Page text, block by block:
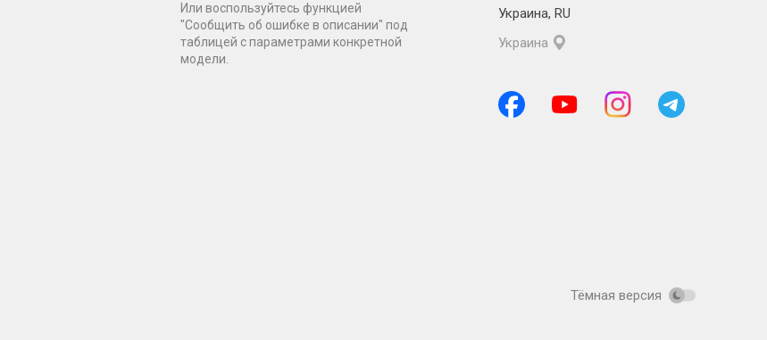
Или воспользуйтесь функцией
"Сообщить об ошибке в описании" под
таблицей с параметрами конкретной
модели.
Украина, RU
Украина
Тёмная версия